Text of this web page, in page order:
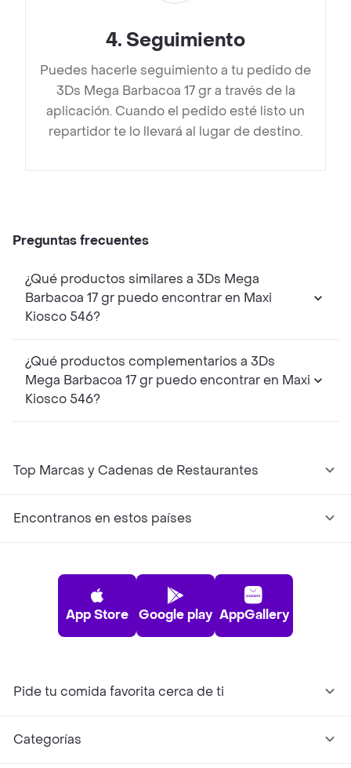
4. Seguimiento
Puedes hacerle seguimiento a tu pedido de
3Ds Mega Barbacoa 17 gr a través de la
aplicación. Cuando el pedido esté listo un
repartidor te lo llevará al lugar de destino.
Preguntas frecuentes
¿Qué productos similares a 3Ds Mega
Barbacoa 17 gr puedo encontrar en Maxi
Kiosco 546?
¿Qué productos complementarios a 3Ds
Mega Barbacoa 17 gr puedo encontrar en Maxi
Kiosco 546?
Top Marcas y Cadenas de Restaurantes
Encontranos en estos países
App Store Google play AppGallery
Pide tu comida favorita cerca de ti
Categorías